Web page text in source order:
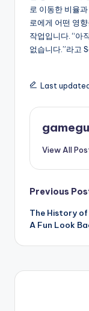
로 이동한 비율
로에게 어떤 영
작업입니다. “아
없습니다.”라고
Last
View All
Post
Previous
The History
A Fun Look